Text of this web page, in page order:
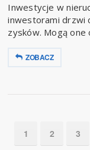
Inwestycje w
inwestorami drzwi
zysków. Mogą one
ZOBACZ
1 2 3